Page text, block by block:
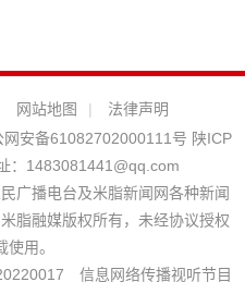
网站地图 |
法律声明
网安备61082702000111号 陕ICP
： 1483081441@qq.com
广播电台及米脂新闻网各种新闻
脂融媒版权所有，未经协议授权
使用。
信息网络传播视听节目